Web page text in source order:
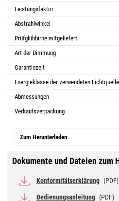
Leistungsfaktor
Abstrahlwinkel
Prüfglühbirne mitgeliefert
Art der Dimmung
Garantiezeit
Energieklasse der verwendeten Lichtquelle
Abmessungen
Verkaufsverpackung
Zum Herunterladen
Dokumente und Dateien zum
Konformitätserklärung (PDF)
Bedienungsanleitung (PDF)